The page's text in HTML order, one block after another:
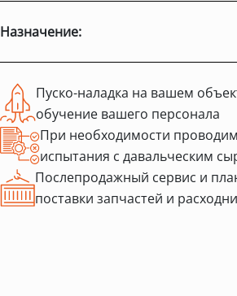
Назначение:
Пуско-наладка на вашем
обучение вашего персонала
При необходимости проводим
испытания с давальческим
Послепродажный сервис и
поставки запчастей и